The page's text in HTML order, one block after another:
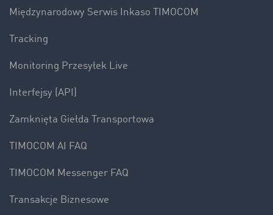
Międzynarodowy Serwis Inkaso TIMOCOM
Tracking
Monitoring Przesyłek Live
Interfejsy (API)
Zamknięta Giełda Transportowa
TIMOCOM AI FAQ
TIMOCOM Messenger FAQ
Transakcje Biznesowe